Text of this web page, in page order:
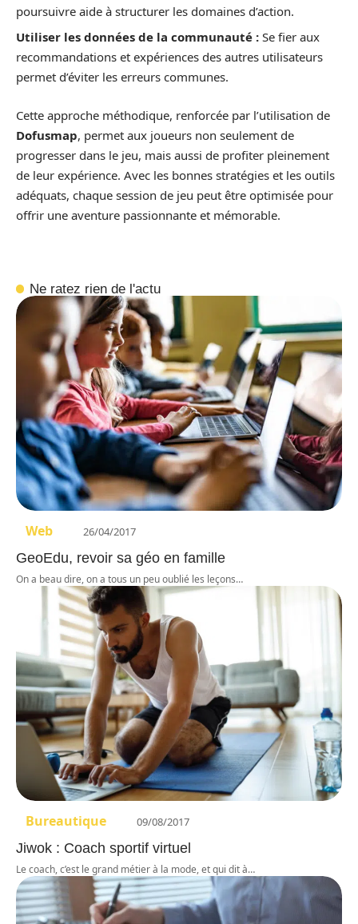
poursuivre aide à structurer les domaines d’action.
Utiliser les données de la communauté : Se fier aux
recommandations et expériences des autres utilisateurs
permet d’éviter les erreurs communes.
Cette approche méthodique, renforcée par l’utilisation de
Dofusmap, permet aux joueurs non seulement de
progresser dans le jeu, mais aussi de profiter pleinement
de leur expérience. Avec les bonnes stratégies et les outils
adéquats, chaque session de jeu peut être optimisée pour
offrir une aventure passionnante et mémorable.
Ne ratez rien de l'actu
Web 26/04/2017
GeoEdu, revoir sa géo en famille
On a beau dire, on a tous un peu oublié les leçons…
Bureautique 09/08/2017
Jiwok : Coach sportif virtuel
Le coach, c’est le grand métier à la mode, et qui dit à…